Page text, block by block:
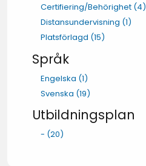
Certifiering/Behörighet (4)
Distansundervisning (1)
Platsförlagd (15)
Språk
Engelska (1)
Svenska (19)
Utbildningsplan
- (20)